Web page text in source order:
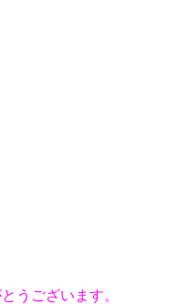
うございます。